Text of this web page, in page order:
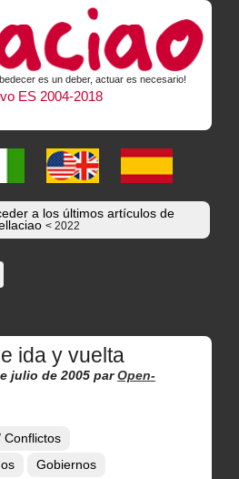
es un deber, actuar es necesario!
ES 2004-2018
a los últimos artículos de
< 2022
ida y vuelta
julio de 2005 par Open-
Conflictos
Gobiernos